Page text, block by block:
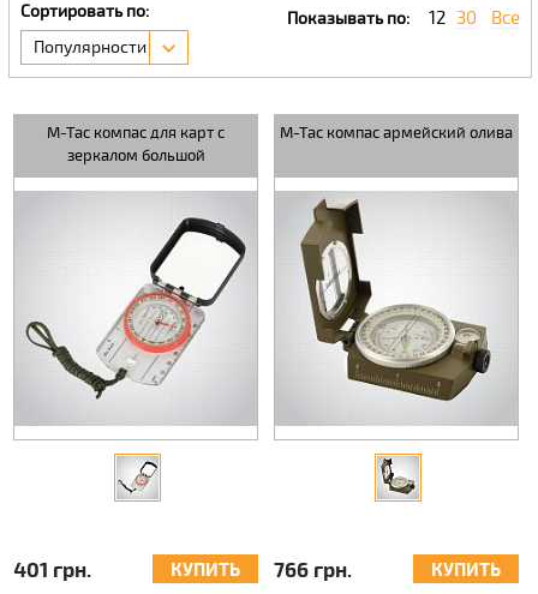
Сортировать по:
Популярности
Показывать по: 12 30 Все
M-Tac компас для карт с
зеркалом большой
401 грн. КУПИТЬ
M-Tac компас армейский олива
766 грн. КУПИТЬ